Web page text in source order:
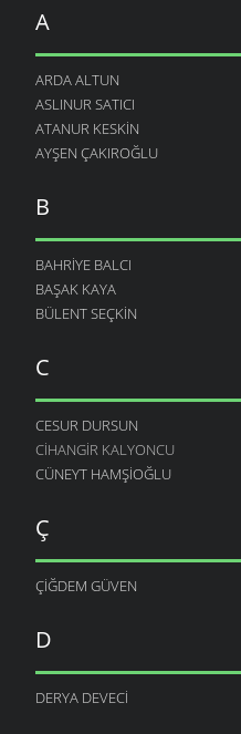
A
ARDA ALTUN
ASLINUR SATICI
ATANUR KESKIN
AYŞEN ÇAKIROĞLU
B
BAHRIYE BALCI
BAŞAK KAYA
BÜLENT SEÇKIN
C
CESUR DURSUN
CIHANGIR KALYONCU
CÜNEYT HAMŞIOĞLU
Ç
ÇIĞDEM GÜVEN
D
DERYA DEVECI